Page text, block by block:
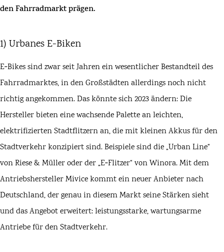
den Fahrradmarkt prägen.
1) Urbanes E-Biken
E‑Bikes sind zwar seit Jahren ein wesentlicher Bestandteil des
Fahrradmarktes, in den Großstädten allerdings noch nicht
richtig angekommen. Das könnte sich 2023 ändern: Die
Hersteller bieten eine wachsende Palette an leichten,
elektrifiziertenStadtflitzernan, die mit kleinen Akkus für den
Stadtverkehr konzipiert sind. Beispiele sind die „Urban Line“
vonRiese & Mülleroder der „E‑Flitzer“ vonWinora. Mit dem
AntriebsherstellerMivicekommt ein neuer Anbieter nach
Deutschland, der genau in diesem Markt seine Stärken sieht
und das Angebot erweitert: leistungsstarke, wartungsarme
Antriebe für den Stadtverkehr.